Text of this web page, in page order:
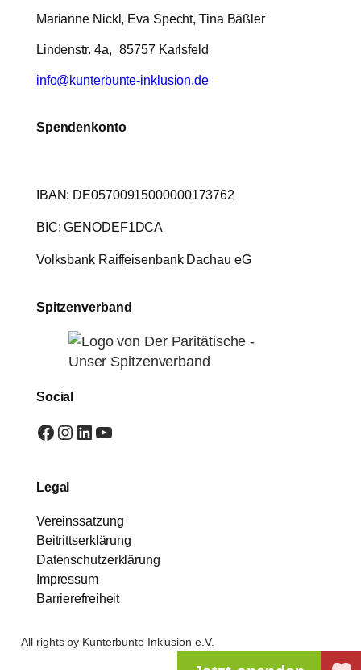
Marianne Nickl, Eva Specht, Tina Bäßler
Lindenstr. 4a, 85757 Karlsfeld
info@kunterbunte-inklusion.de
Spendenkonto
IBAN: DE05700915000000173762
BIC: GENODEF1DCA
Volksbank Raiffeisenbank Dachau eG
Spitzenverband
Social
Facebook
Instagram
LinkedIn
YouTube
Legal
Vereinssatzung
Beitrittserklärung
Datenschutzerklärung
Impressum
Barrierefreiheit
All rights by Kunterbunte Inklusion e.V.